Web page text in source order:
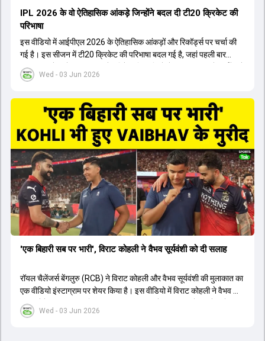
Wed - 03 Jun 2026
IPL 2026 के वो ऐतिहासिक आंकड़े जिन्होंने बदल दी टी20 क्रिकेट की
परिभाषा
इस वीडियो में आईपीएल 2026 के ऐतिहासिक आंकड़ों और रिकॉर्ड्स पर चर्चा की
गई है। इस सीजन में टी20 क्रिकेट की परिभाषा बदल गई है, जहां पहली बार
भारतीय बल्लेबाजों का स्ट्राइक रेट विदेशी खिलाड़ियों से ज्यादा रहा। पूरे टूर्नामेंट में
1426 छक्के लगे और 65 बार टीमों ने 200 से ज्यादा का स्कोर बनाया, जो एक
स्ट्राइक रेट के साथ मोस्ट वैल्युएबल प्लेयर का खिताब जीता। इसके अलावा पंजाब
और बेंगलुरु के प्रदर्शन के साथ-साथ लक्ष्य का पीछा करने वाली टीमों की सफलता
के आंकड़ों का भी विश्लेषण किया गया है।
Wed - 03 Jun 2026
'एक बिहारी सब पर भारी', विराट कोहली ने वैभव सूर्यवंशी को दी सलाह
रॉयल चैलेंजर्स बेंगलुरु (RCB) ने विराट कोहली और वैभव सूर्यवंशी की मुलाकात का
एक वीडियो इंस्टाग्राम पर शेयर किया है। इस वीडियो में विराट कोहली ने वैभव को
सलाह देते हुए कहा, 'एक बिहारी सब पर भारी। बस गेम खत्म।' कोहली ने उन्हें खुद
पर विश्वास रखने और नकारात्मक बातों पर ध्यान न देने की सलाह दी। आईपीएल